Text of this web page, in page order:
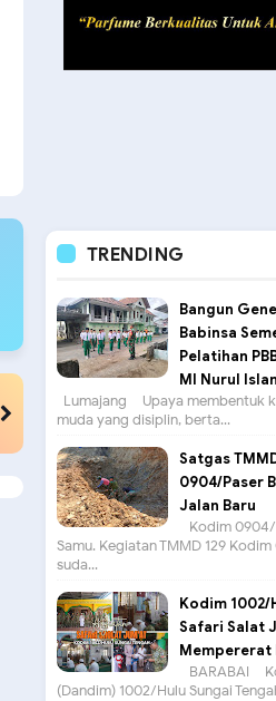
TRENDING
Bangun
Babinsa
Pelatihan
MI Nurul
Lumajang – Upaya membentuk
muda yang disiplin, berta...
Satgas
0904/Paser
Jalan Baru
Kodim 0904/
Samu. Kegiatan TMMD 129
suda...
Kodim 1002/
Safari Salat
Mempererat
BARABAI –
(Dandim) 1002/Hulu Sungai